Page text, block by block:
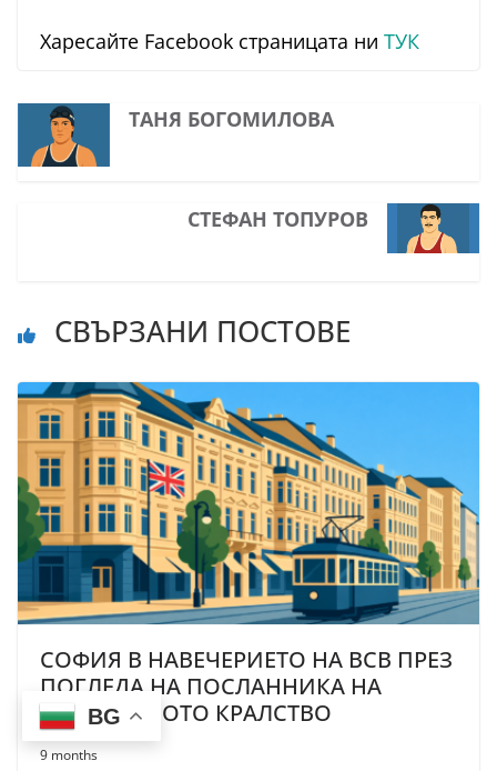
Харесайте Facebook страницата ни ТУК
ТАНЯ БОГОМИЛОВА
СТЕФАН ТОПУРОВ
СВЪРЗАНИ ПОСТОВЕ
СОФИЯ В НАВЕЧЕРИЕТО НА ВСВ ПРЕЗ
ПОГЛЕДА НА ПОСЛАННИКА НА
ОБЕДИНЕНОТО КРАЛСТВО
9 months
BG